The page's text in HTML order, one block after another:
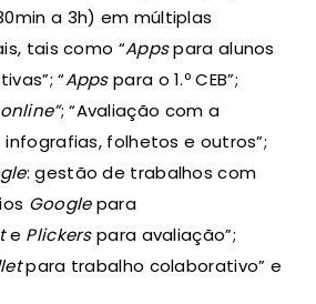
a 3h) em múltiplas
tais como “Appspara alunos
“Appspara o 1.º CEB”;
online”; “Avaliação com a
folhetos e outros”;
: gestão de trabalhos com
Googlepara
e Plickerspara avaliação”;
para trabalho colaborativo” e